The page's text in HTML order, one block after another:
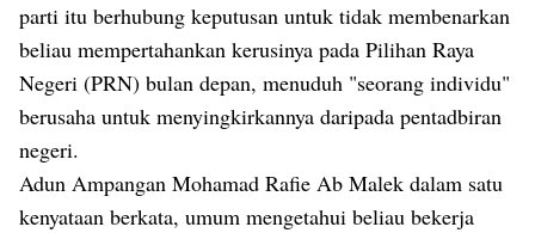
parti itu berhubung keputusan untuk tidak membenarkan
beliau mempertahankan kerusinya pada Pilihan Raya
Negeri (PRN) bulan depan, menuduh "seorang individu"
berusaha untuk menyingkirkannya daripada pentadbiran
negeri.
Adun Ampangan Mohamad Rafie Ab Malek dalam satu
kenyataan berkata, umum mengetahui beliau bekerja